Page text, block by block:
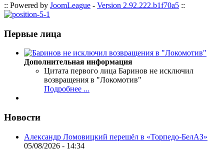
:: Powered by JoomLeague - Version 2.92.222.b1f70a5 ::
Первые лица
Дополнительная информация
Цитата первого лица Баринов не исключил
возвращения в "Локомотив"
Подробнее ...
Новости
Александр Ломовицкий перешёл в «Торпедо-БелАЗ»
05/08/2026 - 14:34